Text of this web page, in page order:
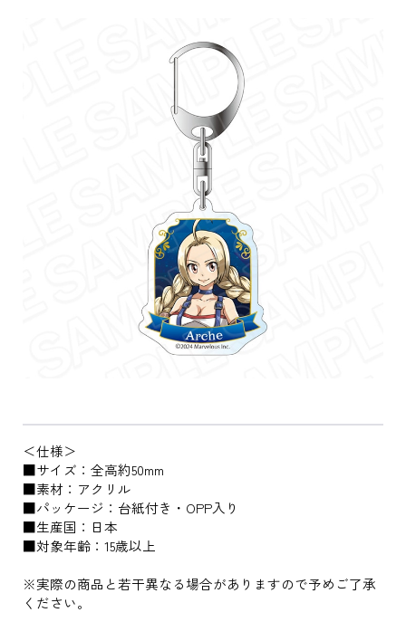
＜仕様＞
■サイズ：全高約50mm
■素材：アクリル
■パッケージ：台紙付き・OPP入り
■生産国：日本
■対象年齢：15歳以上
※実際の商品と若干異なる場合がありますので予めご了承
ください。